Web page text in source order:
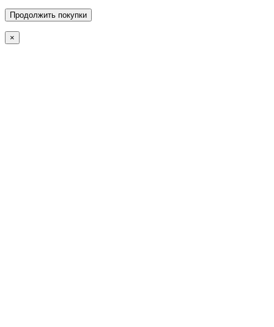
Продолжить покупки
×